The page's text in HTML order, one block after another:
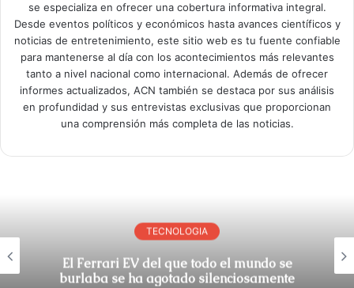
se especializa en ofrecer una cobertura informativa integral.
Desde eventos políticos y económicos hasta avances científicos y
noticias de entretenimiento, este sitio web es tu fuente confiable
para mantenerse al día con los acontecimientos más relevantes
tanto a nivel nacional como internacional. Además de ofrecer
informes actualizados, ACN también se destaca por sus análisis
en profundidad y sus entrevistas exclusivas que proporcionan
una comprensión más completa de las noticias.
TECNOLOGIA
El Ferrari EV del que todo el mundo se
burlaba se ha agotado silenciosamente